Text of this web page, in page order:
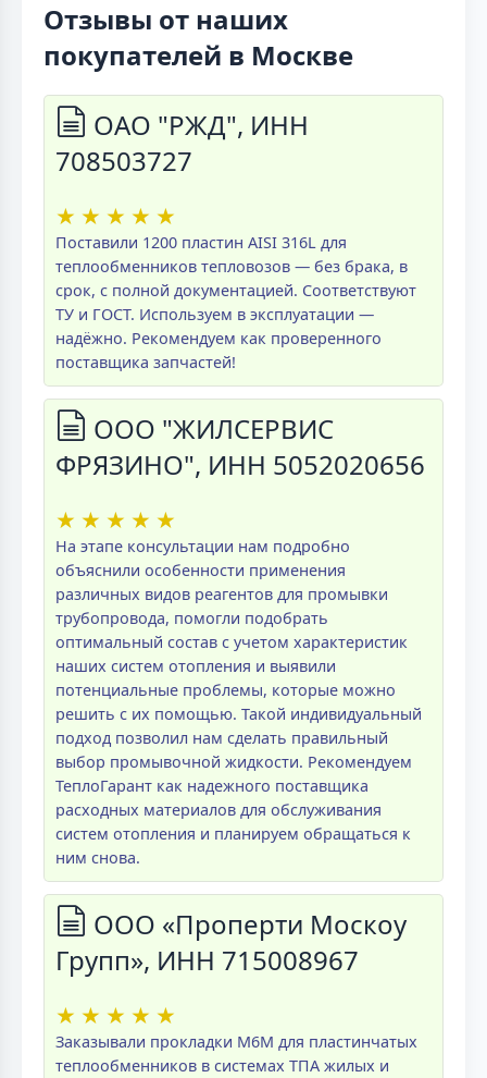
Отзывы от наших
покупателей в Москве
ОАО "РЖД", ИНН
708503727
★ ★ ★ ★ ★
Поставили 1200 пластин AISI 316L для
теплообменников тепловозов — без брака, в
срок, с полной документацией. Соответствуют
ТУ и ГОСТ. Используем в эксплуатации —
надёжно. Рекомендуем как проверенного
поставщика запчастей!
ООО "ЖИЛСЕРВИС
ФРЯЗИНО", ИНН 5052020656
★ ★ ★ ★ ★
На этапе консультации нам подробно
объяснили особенности применения
различных видов реагентов для промывки
трубопровода, помогли подобрать
оптимальный состав с учетом характеристик
наших систем отопления и выявили
потенциальные проблемы, которые можно
решить с их помощью. Такой индивидуальный
подход позволил нам сделать правильный
выбор промывочной жидкости. Рекомендуем
ТеплоГарант как надежного поставщика
расходных материалов для обслуживания
систем отопления и планируем обращаться к
ним снова.
ООО «Проперти Москоу
Групп», ИНН 715008967
★ ★ ★ ★ ★
Заказывали прокладки M6M для пластинчатых
теплообменников в системах ТПА жилых и